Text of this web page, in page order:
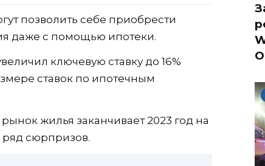
позволить себе приобрести
даже с помощью ипотеки.
ключевую ставку до 16%
ставок по ипотечным
жилья заканчивает 2023 год на
сюрпризов.